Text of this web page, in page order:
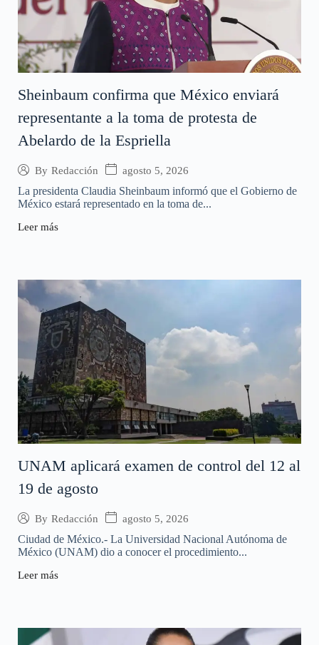
Sheinbaum confirma que México enviará
representante a la toma de protesta de
Abelardo de la Espriella
By Redacción agosto 5, 2026
La presidenta Claudia Sheinbaum informó que el Gobierno de
México estará representado en la toma de...
Leer más
UNAM aplicará examen de control del 12 al
19 de agosto
By Redacción agosto 5, 2026
Ciudad de México.- La Universidad Nacional Autónoma de
México (UNAM) dio a conocer el procedimiento...
Leer más